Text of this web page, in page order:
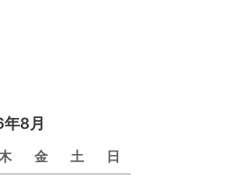
8月
金 土 日